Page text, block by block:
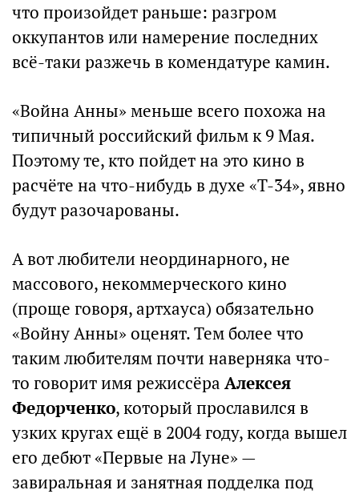
что произойдет раньше: разгром
оккупантов или намерение последних
всё-таки разжечь в комендатуре камин.
«Война Анны» меньше всего похожа на
типичный российский фильм к 9 Мая.
Поэтому те, кто пойдет на это кино в
расчёте на что-нибудь в духе «Т-34», явно
будут разочарованы.
А вот любители неординарного, не
массового, некоммерческого кино
(проще говоря, артхауса) обязательно
«Войну Анны» оценят. Тем более что
таким любителям почти наверняка что-
то говорит имя режиссёра Алексея
Федорченко, который прославился в
узких кругах ещё в 2004 году, когда вышел
его дебют «Первые на Луне» —
завиральная и занятная подделка под